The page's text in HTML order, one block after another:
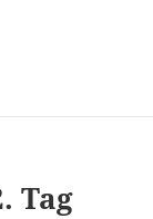
Tag